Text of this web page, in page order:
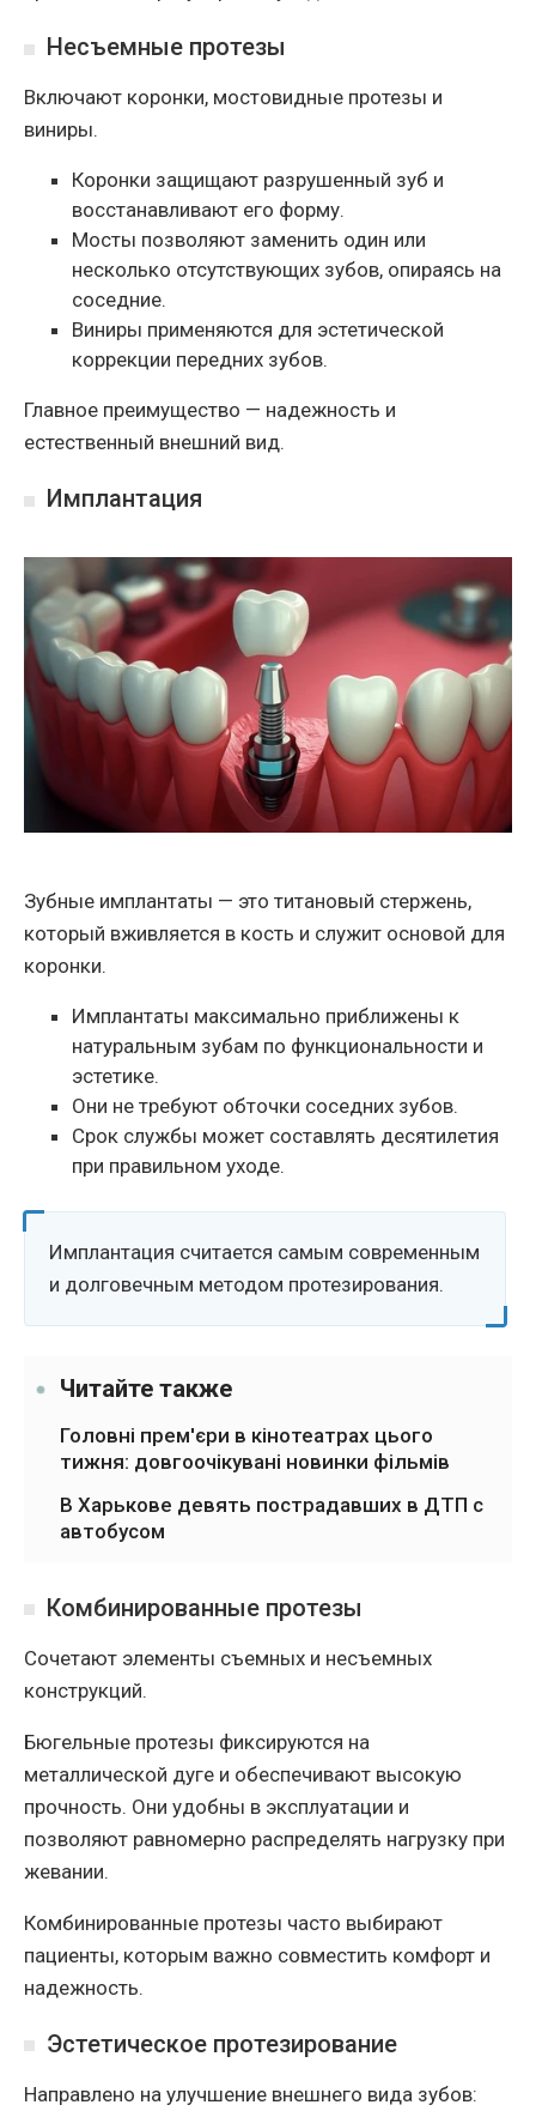
Несъемные протезы
Включают коронки, мостовидные протезы и
виниры.
Коронки защищают разрушенный зуб и
восстанавливают его форму.
Мосты позволяют заменить один или
несколько отсутствующих зубов, опираясь на
соседние.
Виниры применяются для эстетической
коррекции передних зубов.
Главное преимущество — надежность и
естественный внешний вид.
Имплантация
Зубные имплантаты — это титановый стержень,
который вживляется в кость и служит основой для
коронки.
Имплантаты максимально приближены к
натуральным зубам по функциональности и
эстетике.
Они не требуют обточки соседних зубов.
Срок службы может составлять десятилетия
при правильном уходе.
Имплантация считается самым современным
и долговечным методом протезирования.
Читайте также
Головні прем'єри в кінотеатрах цього
тижня: довгоочікувані новинки фільмів
В Харькове девять пострадавших в ДТП с
автобусом
Комбинированные протезы
Сочетают элементы съемных и несъемных
конструкций.
Бюгельные протезы фиксируются на
металлической дуге и обеспечивают высокую
прочность. Они удобны в эксплуатации и
позволяют равномерно распределять нагрузку при
жевании.
Комбинированные протезы часто выбирают
пациенты, которым важно совместить комфорт и
надежность.
Эстетическое протезирование
Направлено на улучшение внешнего вида зубов: